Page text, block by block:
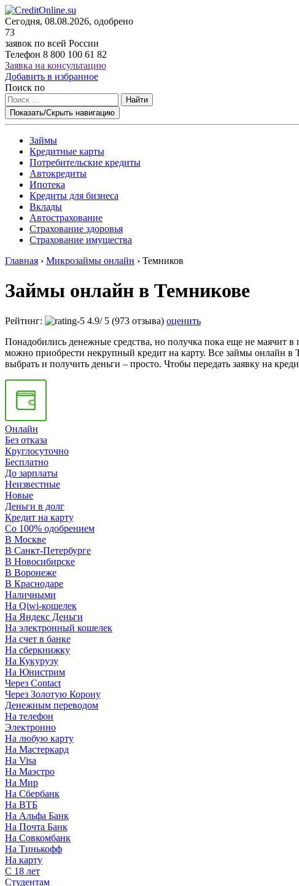
Сегодня, 08.08.2026, одобрено
73
заявок по всей России
Телефон 8 800 100 61 82
Заявка на консультацию
Добавить в избранное
Поиск по
Найти
Показать/Скрыть навигацию
Займы
Кредитные карты
Потребительские кредиты
Автокредиты
Ипотека
Кредиты для бизнеса
Вклады
Автострахование
Страхование здоровья
Страхование имущества
Главная › Микрозаймы онлайн › Темников
Займы онлайн в Темникове
Рейтинг: 4.9/ 5 (973 отзыва) оценить
Понадобились денежные средства, но получка пока еще не маячит в
можно приобрести некрупный кредит на карту. Все займы онлайн
выбрать и получить деньги – просто. Чтобы передать заявку на
Онлайн
Без отказа
Круглосуточно
Бесплатно
До зарплаты
Неизвестные
Новые
Деньги в долг
Кредит на карту
Со 100% одобрением
В Москве
В Санкт-Петербурге
В Новосибирске
В Воронеже
В Краснодаре
Наличными
На Qiwi-кошелек
На Яндекс Деньги
На электронный кошелек
На счет в банке
На сберкнижку
На Кукурузу
На Юнистрим
Через Contact
Через Золотую Корону
Денежным переводом
На телефон
Электронно
На любую карту
На Мастеркард
На Visa
На Маэстро
На Мир
На Сбербанк
На ВТБ
На Альфа Банк
На Почта Банк
На Совкомбанк
На Тинькофф
На карту
С 18 лет
Студентам